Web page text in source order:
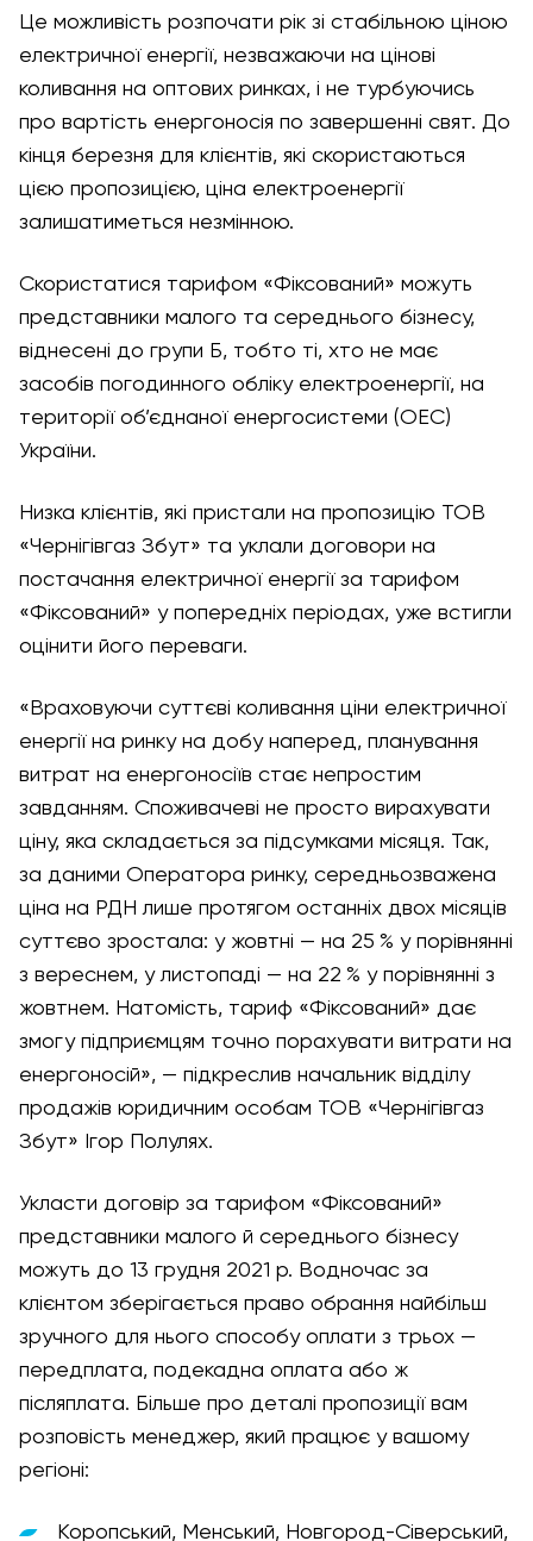
Це можливість розпочати рік зі стабільною ціною
електричної енергії, незважаючи на цінові
коливання на оптових ринках, і не турбуючись
про вартість енергоносія по завершенні свят. До
кінця березня для клієнтів, які скористаються
цією пропозицією, ціна електроенергії
залишатиметься незмінною.
Скористатися тарифом «Фіксований» можуть
представники малого та середнього бізнесу,
віднесені до групи Б, тобто ті, хто не має
засобів погодинного обліку електроенергії, на
території об’єднаної енергосистеми (ОЕС)
України.
Низка клієнтів, які пристали на пропозицію ТОВ
«Чернігівгаз Збут» та уклали договори на
постачання електричної енергії за тарифом
«Фіксований» у попередніх періодах, уже встигли
оцінити його переваги.
«Враховуючи суттєві коливання ціни електричної
енергії на ринку на добу наперед, планування
витрат на енергоносіїв стає непростим
завданням. Споживачеві не просто вирахувати
ціну, яка складається за підсумками місяця. Так,
за даними Оператора ринку, середньозважена
ціна на РДН лише протягом останніх двох місяців
суттєво зростала: у жовтні — на 25 % у порівнянні
з вереснем, у листопаді — на 22 % у порівнянні з
жовтнем. Натомість, тариф «Фіксований» дає
змогу підприємцям точно порахувати витрати на
енергоносій», — підкреслив начальник відділу
продажів юридичним особам ТОВ «Чернігівгаз
Збут» Ігор Полулях.
Укласти договір за тарифом «Фіксований»
представники малого й середнього бізнесу
можуть до 13 грудня 2021 р. Водночас за
клієнтом зберігається право обрання найбільш
зручного для нього способу оплати з трьох —
передплата, подекадна оплата або ж
післяплата. Більше про деталі пропозиції вам
розповість менеджер, який працює у вашому
регіоні:
Коропський, Менський, Новгород-Сіверський,